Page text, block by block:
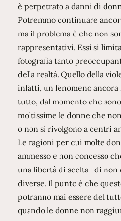
è perpetrato a danni di
Potremmo continuare
ma il problema è che non
rappresentativi. Essi si
fotografia tanto
della realtà. Quello della
infatti, un fenomeno
tutto, dal momento che
moltissime le donne che
o non si rivolgono a centri
Le ragioni per cui molte
ammesso e non concesso
una libertà di scelta- di non
diverse. Il punto è che
potranno mai essere del
quando le donne non